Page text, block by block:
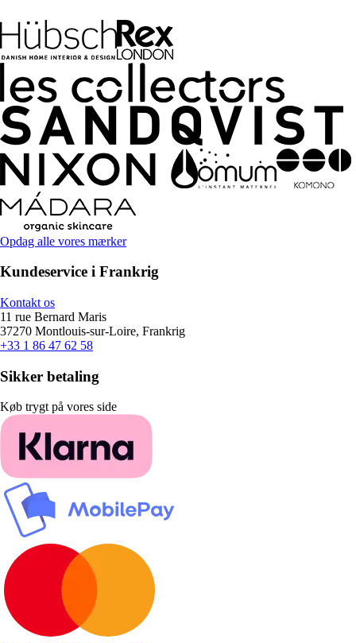
Opdag alle vores mærker
Kundeservice i Frankrig
Kontakt os
11 rue Bernard Maris
37270 Montlouis-sur-Loire, Frankrig
+33 1 86 47 62 58
Sikker betaling
Køb trygt på vores side